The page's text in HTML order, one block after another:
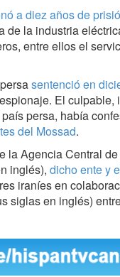
a diez años de
de la industria
entre ellos el
sentenció en
El culpable,
persa, había
del Mossad.
la Agencia Central
inglés), dicho ente y
iraníes en
siglas en inglés)